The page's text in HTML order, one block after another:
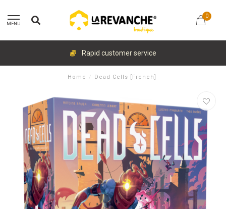
MENU
0
Rapid customer service
Home / Dead Cells [French]